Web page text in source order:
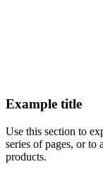
Example title
Use this section to
series of pages, or to
products.